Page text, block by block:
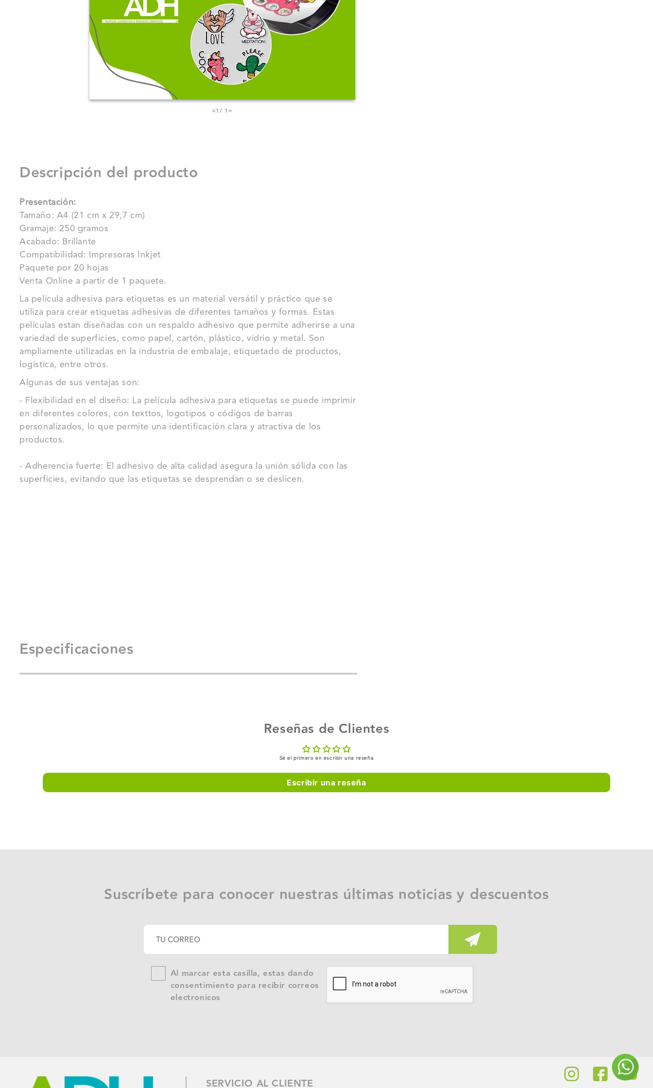
<1/ 1 >
Descripción del producto
Presentación:
Tamaño: A4 (21 cm x 29,7 cm)
Gramaje: 250 gramos
Acabado: Brillante
Compatibilidad: Impresoras Inkjet
Paquete por 20 hojas
Venta Online a partir de 1 paquete.
La película adhesiva para etiquetas es un material versátil y práctico que se
utiliza para crear etiquetas adhesivas de diferentes tamaños y formas. Estas
películas estan diseñadas con un respaldo adhesivo que permite adherirse a una
variedad de superficies, como papel, cartón, plástico, vidrio y metal. Son
ampliamente utilizadas en la industria de embalaje, etiquetado de productos,
logística, entre otros.
Algunas de sus ventajas son:
- Flexibilidad en el diseño: La película adhesiva para etiquetas se puede imprimir
en diferentes colores, con texttos, logotipos o códigos de barras
personalizados, lo que permite una identificación clara y atractiva de los
productos.
- Adherencia fuerte: El adhesivo de alta calidad asegura la unión sólida con las
superficies, evitando que las etiquetas se desprendan o se deslicen.
Especificaciones
Reseñas de Clientes
Sé el primero en escribir una reseña
Escribir una reseña
Suscríbete para conocer nuestras últimas noticias y descuentos
Al marcar esta casilla, estas dando
consentimiento para recibir correos
electronicos
SERVICIO AL CLIENTE